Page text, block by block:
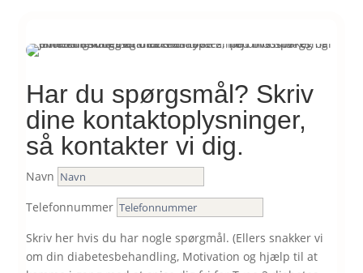
Har du spørgsmål? Skriv
dine kontaktoplysninger,
så kontakter vi dig.
Navn
Telefonnummer
Skriv her hvis du har nogle spørgmål. (Ellers snakker vi
om din diabetesbehandling, Motivation og hjælp til at